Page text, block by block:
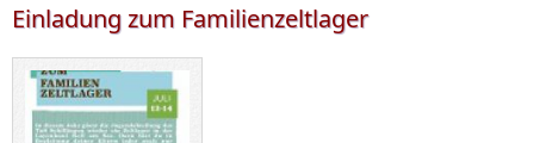
Einladung zum Familienzeltlager